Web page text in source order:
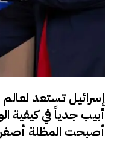
إسرائيل تستعد
أبيب جدياً في كيفية
أصبحت المظلة